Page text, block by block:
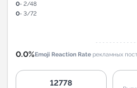
0- 2/48
0- 3/72
0.0%Emoji Reaction Rate рекламных
12778